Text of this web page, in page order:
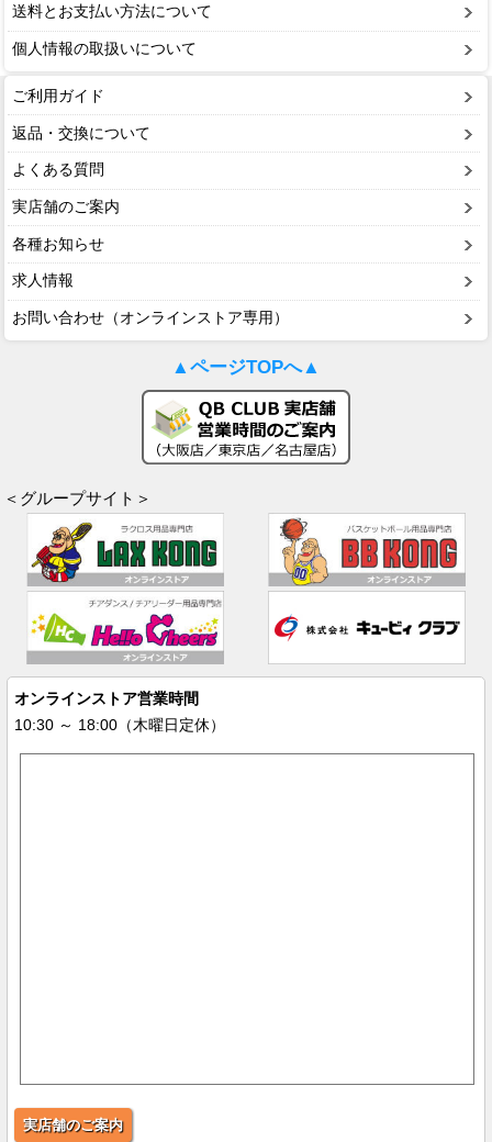
送料とお支払い方法について
個人情報の取扱いについて
ご利用ガイド
返品・交換について
よくある質問
実店舗のご案内
各種お知らせ
求人情報
お問い合わせ（オンラインストア専用）
▲ページTOPへ▲
＜グループサイト＞
オンラインストア営業時間
10:30 ～ 18:00（木曜日定休）
実店舗のご案内